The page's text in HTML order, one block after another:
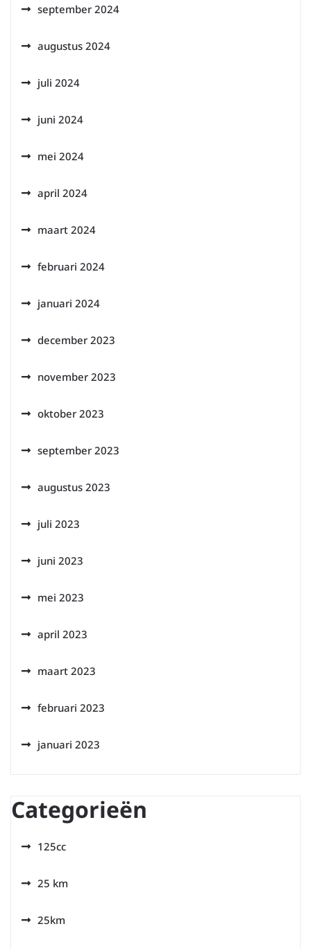
september 2024
augustus 2024
juli 2024
juni 2024
mei 2024
april 2024
maart 2024
februari 2024
januari 2024
december 2023
november 2023
oktober 2023
september 2023
augustus 2023
juli 2023
juni 2023
mei 2023
april 2023
maart 2023
februari 2023
januari 2023
Categorieën
125cc
25 km
25km